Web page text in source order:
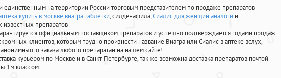
на территории России торговым представителем по продаже препаратов
купить в москве виагра таблетки, силденафила,Сиалис для женщин аналоги и
известных препаратов
официальным поставщиком препаратов и успешно подтверждается годами продаж
клиентов, которым трудно произнести название Виагра или Сиалис в аптеке вслух,
заказа любого препаратан на нашем сайте!
курьером по Москве и в Санкт-Петербурге, так же возможна доставка препаратов почтой
1м классом